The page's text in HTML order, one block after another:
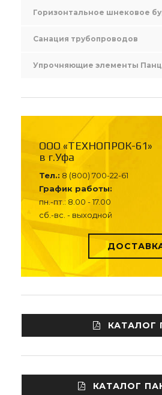
Горизонтальное шнековое
Санация трубопроводов
Упрочняющие элементы
ООО «ТЕХНОПРОК-61»
в г.Уфа
Тел.: 8 (800) 700-22-61
График работы:
пн.-пт.: 8.00 - 17.00
сб.-вс. - выходной
КАТАЛОГ
КАТАЛОГ